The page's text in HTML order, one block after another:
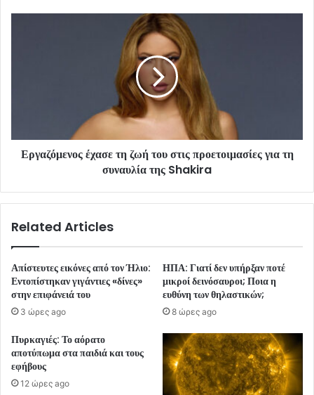
Εργαζόμενος έχασε τη ζωή του στις προετοιμασίες για τη
συναυλία της Shakira
Related Articles
Απίστευτες εικόνες από τον Ήλιο:
Εντοπίστηκαν γιγάντιες «δίνες»
στην επιφάνειά του
3 ώρες ago
ΗΠΑ: Γιατί δεν υπήρξαν ποτέ
μικροί δεινόσαυροι; Ποια η
ευθύνη των θηλαστικών;
8 ώρες ago
Πυρκαγιές: Το αόρατο
αποτύπωμα στα παιδιά και τους
εφήβους
12 ώρες ago